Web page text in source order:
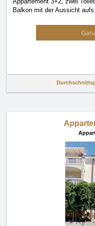
Balkon mit der Aussicht